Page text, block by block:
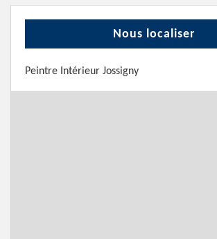
Nous localiser
Peintre Intérieur Jossigny